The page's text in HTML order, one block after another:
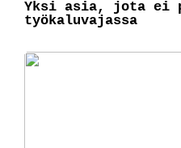
Yksi asia, jota ei
työkaluvajassa